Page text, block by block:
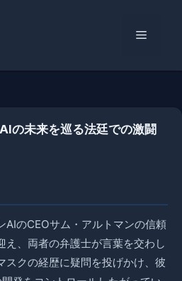
メ
の未来を巡る法廷での激闘
AIのCEOサム・アルトマンの信頼
え、両者の弁護士が言葉を交わし
スクの経歴に疑問を投げかけ、彼